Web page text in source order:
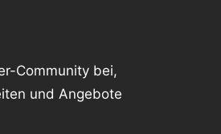
Community bei,
und Angebote